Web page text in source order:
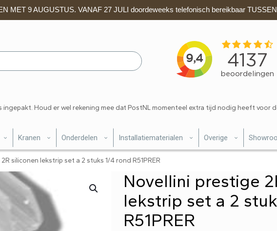
MET 9 AUGUSTUS. VANAF 27 JULI doordeweeks telefonisch bereikbaar
Houd er wel rekening mee dat PostNL momenteel extra tijd nodig heeft voor
Kranen Onderdelen Installatiematerialen Overige
siliconen lekstrip set a 2 stuks 1/4 rond R51PRER
Novellini prestige
lekstrip set a 2
R51PRER